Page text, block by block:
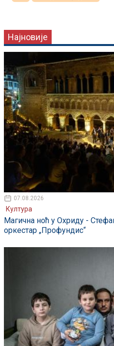
Најновије
07.08.2026
Култура
Магична ноћ у Охриду -
оркестар „Профундис“